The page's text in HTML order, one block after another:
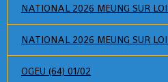
NATIONAL 2026 MEUNG SUR
NATIONAL 2026 MEUNG SUR
OGEU (64) 01/02